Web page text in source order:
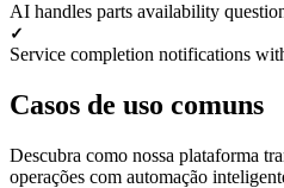
AI handles parts availability
Service completion notifications
Casos de uso comuns
Descubra como nossa plataforma
operações com automação